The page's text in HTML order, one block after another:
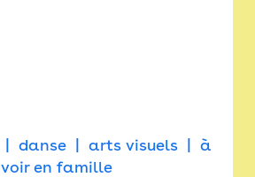
danse arts visuels
à
voir en famille